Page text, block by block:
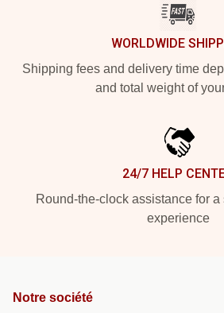
WORLDWIDE
Shipping fees and delivery time
and total weight of
24/7 HELP
Round-the-clock assistance for
experience
Notre société